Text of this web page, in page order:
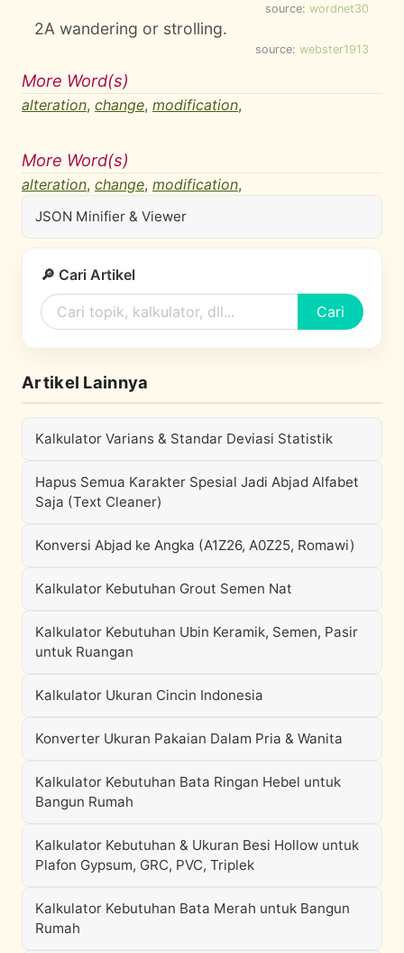
source: wordnet30
2A wandering or strolling.
source: webster1913
More Word(s)
alteration, change, modification,
More Word(s)
alteration, change, modification,
JSON Minifier & Viewer
🔎 Cari Artikel
Cari
Artikel Lainnya
Kalkulator Varians & Standar Deviasi Statistik
Hapus Semua Karakter Spesial Jadi Abjad Alfabet
Saja (Text Cleaner)
Konversi Abjad ke Angka (A1Z26, A0Z25, Romawi)
Kalkulator Kebutuhan Grout Semen Nat
Kalkulator Kebutuhan Ubin Keramik, Semen, Pasir
untuk Ruangan
Kalkulator Ukuran Cincin Indonesia
Konverter Ukuran Pakaian Dalam Pria & Wanita
Kalkulator Kebutuhan Bata Ringan Hebel untuk
Bangun Rumah
Kalkulator Kebutuhan & Ukuran Besi Hollow untuk
Plafon Gypsum, GRC, PVC, Triplek
Kalkulator Kebutuhan Bata Merah untuk Bangun
Rumah